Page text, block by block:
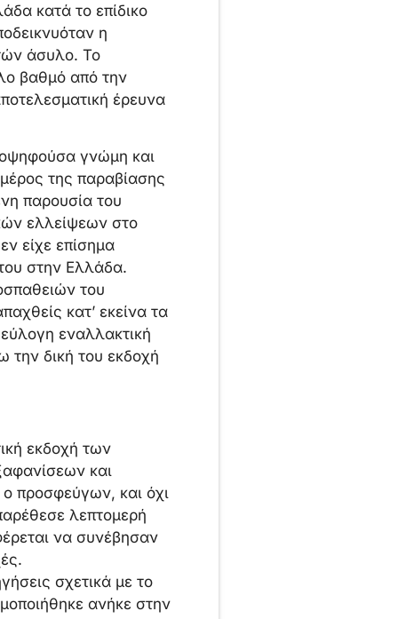
κατά το επίδικο
η
άσυλο. Το
βαθμό από την
έρευνα
γνώμη και
της παραβίασης
παρουσία του
ελλείψεων στο
είχε επίσημα
στην Ελλάδα.
του
κατ’ εκείνα τα
εναλλακτική
την δική του εκδοχή
εκδοχή των
και
προσφεύγων, και όχι
λεπτομερή
να συνέβησαν
σχετικά με το
ανήκε στην